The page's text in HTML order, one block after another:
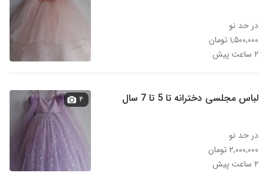
در حد نو
۱,۵۰۰,۰۰۰ تومان
۲ ساعت پیش
لباس مجلسی دخترانه تا 5 تا 7 سال
در حد نو
۲,۰۰۰,۰۰۰ تومان
۲ ساعت پیش
۴